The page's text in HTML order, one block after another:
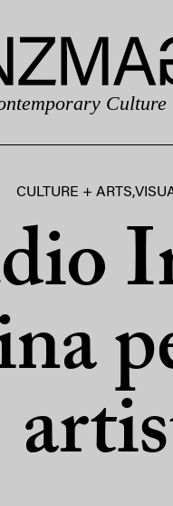
Culture
CULTURE + ARTS,